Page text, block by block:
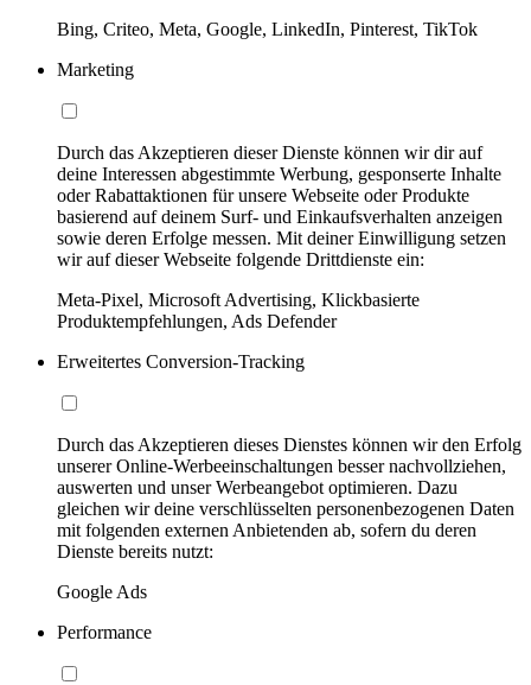
Bing, Criteo, Meta, Google, LinkedIn, Pinterest, TikTok
Marketing
Durch das Akzeptieren dieser Dienste können wir dir auf
deine Interessen abgestimmte Werbung, gesponserte Inhalte
oder Rabattaktionen für unsere Webseite oder Produkte
basierend auf deinem Surf- und Einkaufsverhalten anzeigen
sowie deren Erfolge messen. Mit deiner Einwilligung setzen
wir auf dieser Webseite folgende Drittdienste ein:
Meta-Pixel, Microsoft Advertising, Klickbasierte
Produktempfehlungen, Ads Defender
Erweitertes Conversion-Tracking
Durch das Akzeptieren dieses Dienstes können wir den Erfolg
unserer Online-Werbeeinschaltungen besser nachvollziehen,
auswerten und unser Werbeangebot optimieren. Dazu
gleichen wir deine verschlüsselten personenbezogenen Daten
mit folgenden externen Anbietenden ab, sofern du deren
Dienste bereits nutzt:
Google Ads
Performance